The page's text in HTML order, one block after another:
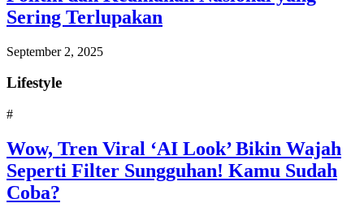
Sering Terlupakan
September 2, 2025
Lifestyle
#
Wow, Tren Viral ‘AI Look’ Bikin Wajah
Seperti Filter Sungguhan! Kamu Sudah
Coba?